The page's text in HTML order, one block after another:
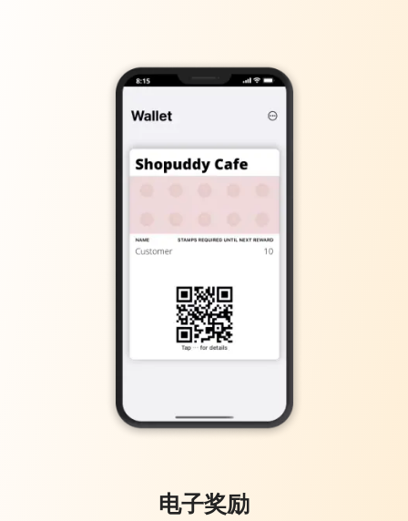
电子奖励